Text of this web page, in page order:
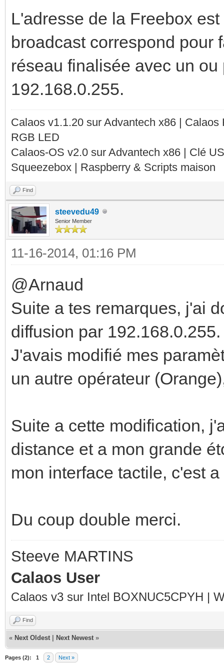
L'adresse de la Freebox
broadcast correspond pour
réseau finalisée avec un
192.168.0.255.
Calaos v1.1.20 sur Advantech x86 |
RGB LED
Calaos-OS v2.0 sur Advantech x86 | Clé
Squeezebox | Raspberry & Scripts maison
Find
steevedu49
Senior Member
11-16-2014, 01:16 PM
@Arnaud
Suite a tes remarques, j'ai
diffusion par 192.168.0.255.
J'avais modifié mes
un autre opérateur
Suite a cette modification,
distance et a mon grande
mon interface tactile, c'est
Du coup double merci.
Steeve MARTINS
Calaos User
Calaos v3 sur Intel BOXNUC5CPYH |
Find
« Next Oldest Next Newest »
Pages (2): 1 2 Next »